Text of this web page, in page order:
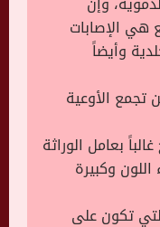
هي الإصابات
وأيضاً
تجمع الأوعية
بعامل الوراثة
وكبيرة
تكون على